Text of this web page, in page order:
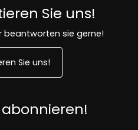
Sie uns!
beantworten sie gerne!
Sie uns!